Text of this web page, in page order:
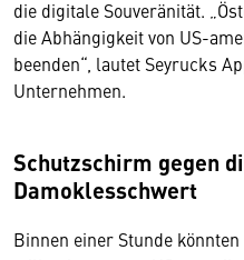
die digitale Souveränität.
die Abhängigkeit von US-
beenden“, lautet Seyrucks
Unternehmen.
Schutzschirm gegen
Damoklesschwert
Binnen einer Stunde